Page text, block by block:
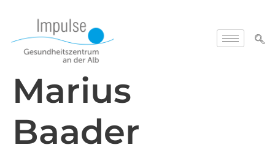
Marius
Baader